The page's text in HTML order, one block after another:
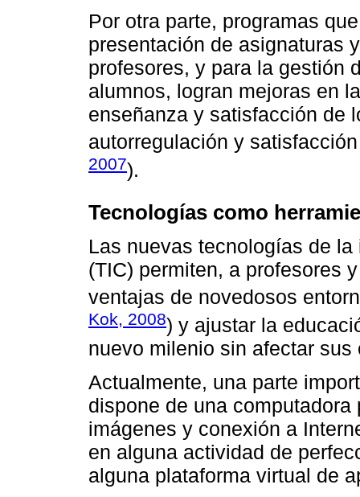
Por otra parte, programas
presentación de asignaturas
profesores, y para la gestión
alumnos, logran mejoras en
enseñanza y satisfacción de
autorregulación y
2007).
Tecnologías como
Las nuevas tecnologías de
(TIC) permiten, a profesores
ventajas de novedosos
Kok, 2008) y ajustar la
nuevo milenio sin afectar
Actualmente, una parte
dispone de una
imágenes y conexión a
en alguna actividad de
alguna plataforma virtual de